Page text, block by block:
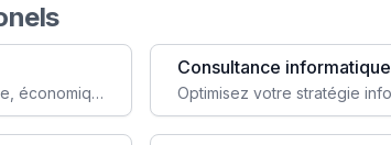
Simplifiez votre communication avec une solution VoIP flexible, économique et adaptée à vos besoins professionnels.
Consultance informatique